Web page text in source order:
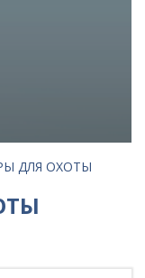
ДЛЯ ОХОТЫ